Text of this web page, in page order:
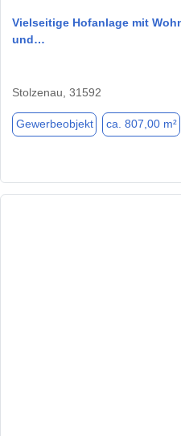
Vielseitige Hofanlage mit
und…
Stolzenau, 31592
Gewerbeobjekt ca. 807,00 m²